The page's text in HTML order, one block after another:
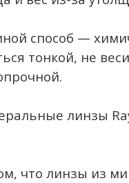
способ —
тонкой, не
что линзы из